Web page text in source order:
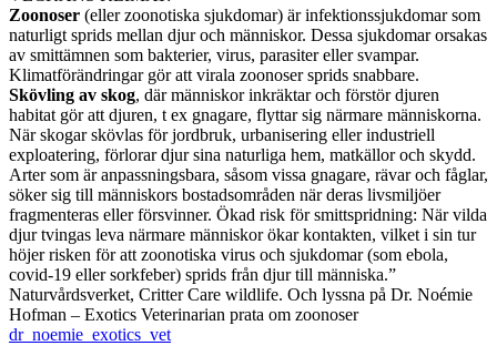
Zoonoser (eller zoonotiska sjukdomar) är infektionssjukdomar som
naturligt sprids mellan djur och människor. Dessa sjukdomar orsakas
av smittämnen som bakterier, virus, parasiter eller svampar.
Klimatförändringar gör att virala zoonoser sprids snabbare.
Skövling av skog, där människor inkräktar och förstör djuren
habitat gör att djuren, t ex gnagare, flyttar sig närmare människorna.
När skogar skövlas för jordbruk, urbanisering eller industriell
exploatering, förlorar djur sina naturliga hem, matkällor och skydd.
Arter som är anpassningsbara, såsom vissa gnagare, rävar och fåglar,
söker sig till människors bostadsområden när deras livsmiljöer
fragmenteras eller försvinner. Ökad risk för smittspridning: När vilda
djur tvingas leva närmare människor ökar kontakten, vilket i sin tur
höjer risken för att zoonotiska virus och sjukdomar (som ebola,
covid-19 eller sorkfeber) sprids från djur till människa.”
Naturvårdsverket, Critter Care wildlife. Och lyssna på Dr. Noémie
Hofman – Exotics Veterinarian prata om zoonoser
dr_noemie_exotics_vet